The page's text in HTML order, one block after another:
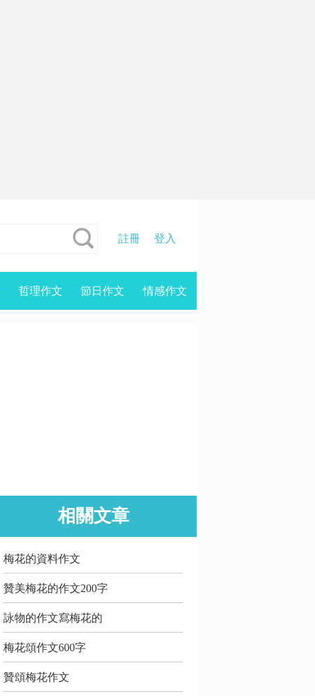
註冊 登入
哲理作文 節日作文 情感作文
相關文章
梅花的資料作文
贊美梅花的作文200字
詠物的作文寫梅花的
梅花頌作文600字
贊頌梅花作文